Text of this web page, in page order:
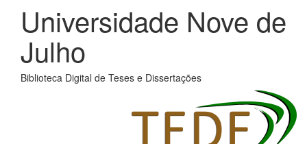
Universidade Nove de
Julho
Biblioteca Digital de Teses e Dissertações